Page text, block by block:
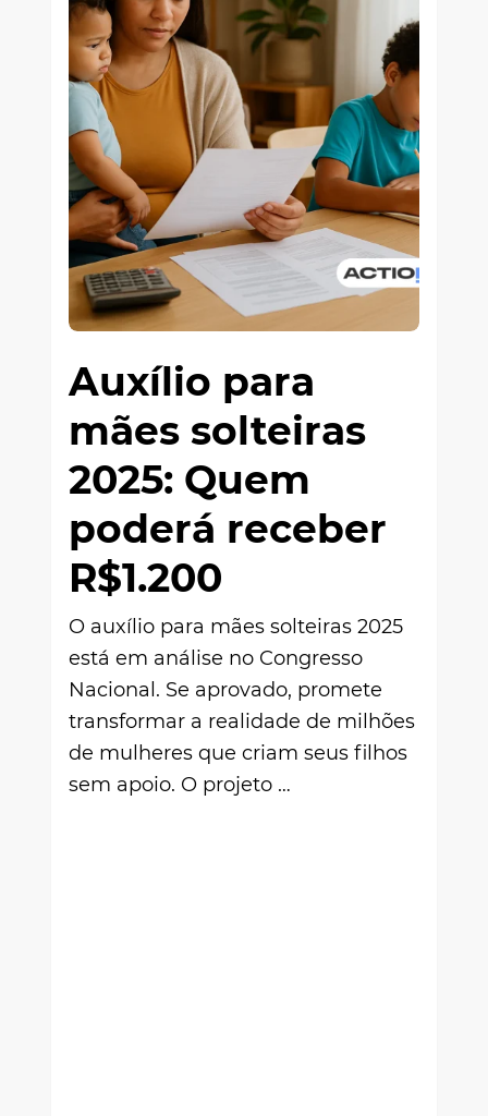
Auxílio para
mães solteiras
2025: Quem
poderá receber
R$1.200
O auxílio para mães solteiras 2025
está em análise no Congresso
Nacional. Se aprovado, promete
transformar a realidade de milhões
de mulheres que criam seus filhos
sem apoio. O projeto …